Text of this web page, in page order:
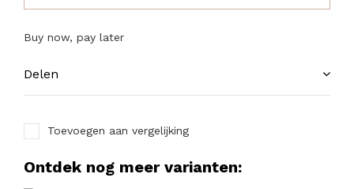
Buy now, pay later
Delen
Toevoegen aan vergelijking
Ontdek nog meer varianten: